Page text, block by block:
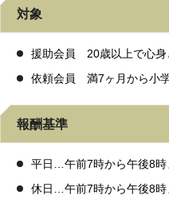
対象
援助会員 20歳以上で心身
依頼会員 満7ヶ月から小
報酬基準
平日…午前7時から午後8
休日…午前7時から午後8